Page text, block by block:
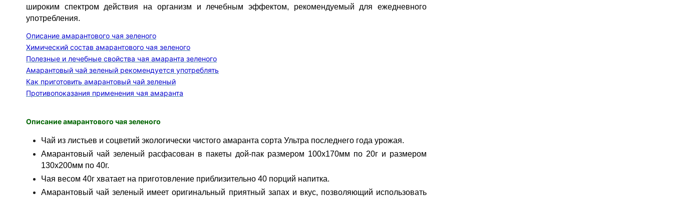
широким спектром действия на организм и лечебным эффектом, рекомендуемый для ежедневного
употребления.
Описание амарантового чая зеленого
Химический состав амарантового чая зеленого
Полезные и лечебные свойства чая амаранта зеленого
Амарантовый чай зеленый рекомендуется употреблять
Как приготовить амарантовый чай зеленый
Противопоказания применения чая амаранта
Описание амарантового чая зеленого
Чай из листьев и соцветий экологически чистого амаранта сорта Ультра последнего года урожая.
Амарантовый чай зеленый расфасован в пакеты дой-пак размером 100х170мм по 20г и размером
130х200мм по 40г.
Чая весом 40г хватает на приготовление приблизительно 40 порций напитка.
Амарантовый чай зеленый имеет оригинальный приятный запах и вкус, позволяющий использовать